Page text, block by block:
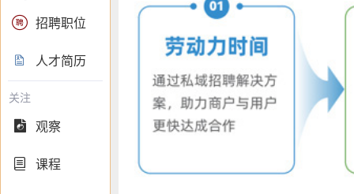
 招聘职位
 人才简历
关注
 观察
 课程